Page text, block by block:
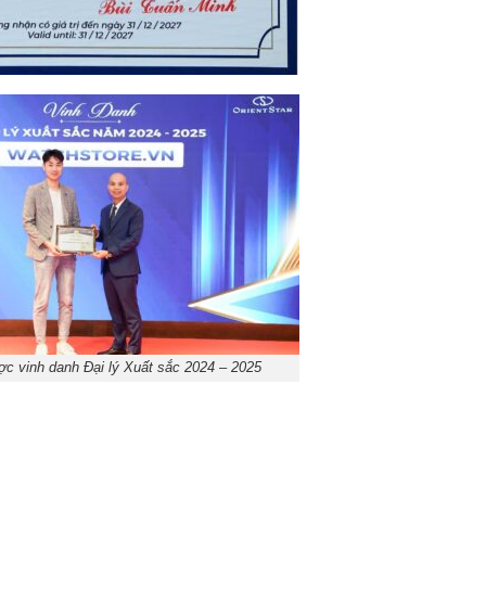
vinh danh Đại lý Xuất sắc 2024 – 2025